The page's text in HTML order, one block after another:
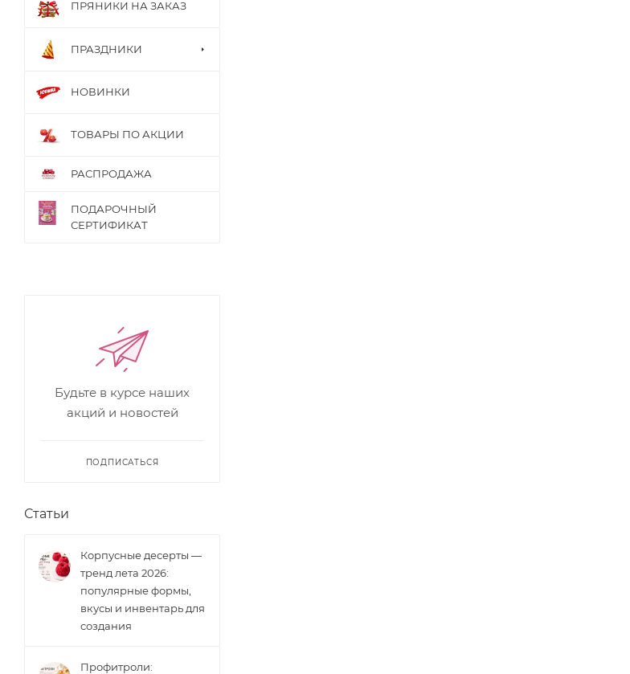
ПРЯНИКИ НА ЗАКАЗ
ПРАЗДНИКИ
НОВИНКИ
ТОВАРЫ ПО АКЦИИ
РАСПРОДАЖА
ПОДАРОЧНЫЙ
СЕРТИФИКАТ
Будьте в курсе наших
акций и новостей
ПОДПИСАТЬСЯ
Статьи
Корпусные десерты —
тренд лета 2026:
популярные формы,
вкусы и инвентарь для
создания
Профитроли: